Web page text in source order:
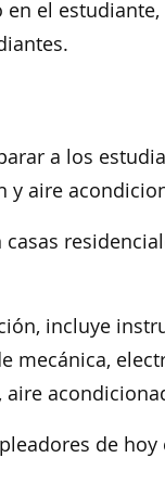
el estudiante,
a los
y aire
incluye
mecánica,
de hoy